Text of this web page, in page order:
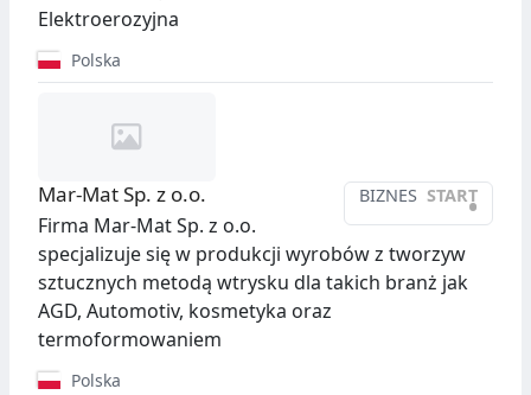
Elektroerozyjna
Polska
BIZNES START
•
Mar-Mat Sp. z o.o.
Firma Mar-Mat Sp. z o.o.
specjalizuje się w produkcji wyrobów z tworzyw
sztucznych metodą wtrysku dla takich branż jak
AGD, Automotiv, kosmetyka oraz
termoformowaniem
Polska